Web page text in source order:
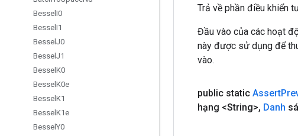
Bessel I0
Bessel I1
Bessel J0
Bessel J1
Bessel K0
Bessel K0e
Bessel K1
Bessel K1e
Bessel Y0
Trả về phần điều khiển
Đầu vào của các hoạt
này được sử dụng để
vào.
public static Assert
hạng <String>, Danh